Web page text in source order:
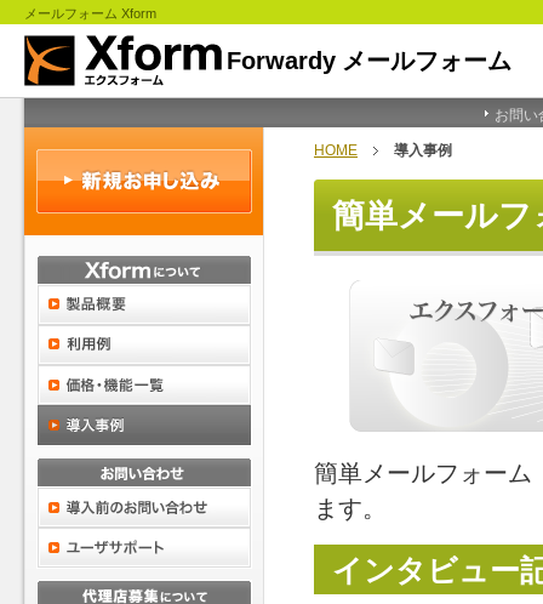
メールフォーム Xform
お問い
HOME 導入事例
簡単メール
簡単メールフォーム
ます。
インタビュー